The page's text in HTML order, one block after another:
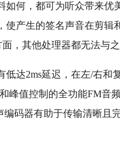
何，都可为听众带来优
产生的签名声音在剪辑
，其他处理器都无法与之
达2ms延迟，在左/右
峰值控制的全功能FM音
码器有助于传输清晰且